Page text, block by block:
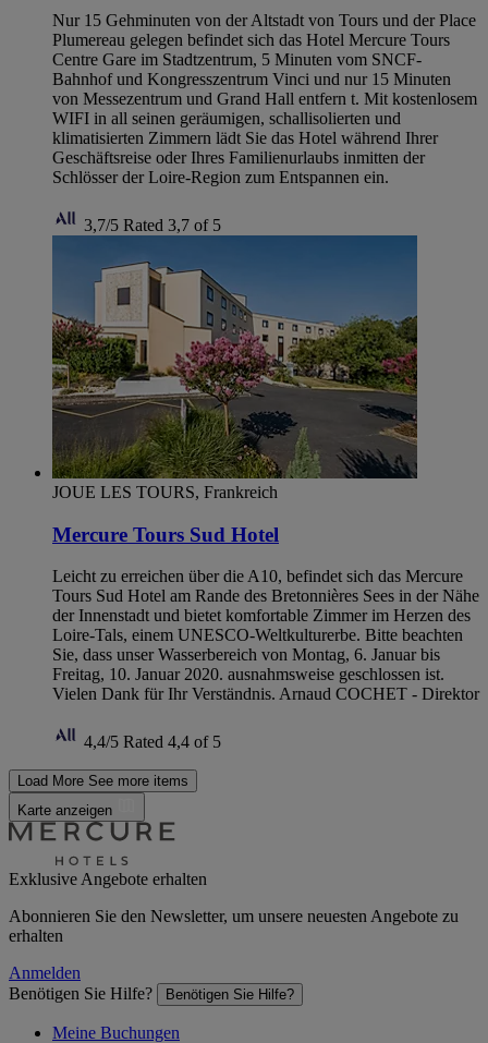
Nur 15 Gehminuten von der Altstadt von Tours und der Place
Plumereau gelegen befindet sich das Hotel Mercure Tours
Centre Gare im Stadtzentrum, 5 Minuten vom SNCF-
Bahnhof und Kongresszentrum Vinci und nur 15 Minuten
von Messezentrum und Grand Hall entfern t. Mit kostenlosem
WIFI in all seinen geräumigen, schallisolierten und
klimatisierten Zimmern lädt Sie das Hotel während Ihrer
Geschäftsreise oder Ihres Familienurlaubs inmitten der
Schlösser der Loire-Region zum Entspannen ein.
3,7/5 Rated 3,7 of 5
JOUE LES TOURS, Frankreich
Mercure Tours Sud Hotel
Leicht zu erreichen über die A10, befindet sich das Mercure
Tours Sud Hotel am Rande des Bretonnières Sees in der Nähe
der Innenstadt und bietet komfortable Zimmer im Herzen des
Loire-Tals, einem UNESCO-Weltkulturerbe. Bitte beachten
Sie, dass unser Wasserbereich von Montag, 6. Januar bis
Freitag, 10. Januar 2020. ausnahmsweise geschlossen ist.
Vielen Dank für Ihr Verständnis. Arnaud COCHET - Direktor
4,4/5 Rated 4,4 of 5
Load More See more items
Karte anzeigen
Exklusive Angebote erhalten
Abonnieren Sie den Newsletter, um unsere neuesten Angebote zu
erhalten
Anmelden
Benötigen Sie Hilfe?
Benötigen Sie Hilfe?
Meine Buchungen